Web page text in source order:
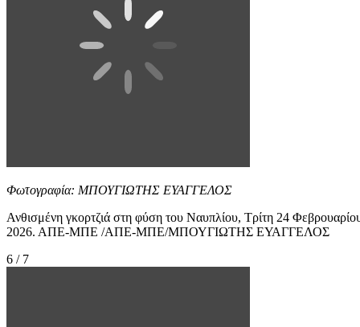
Φωτογραφία: ΜΠΟΥΓΙΩΤΗΣ ΕΥΑΓΓΕΛΟΣ
Ανθισμένη γκορτζιά στη φύση του Ναυπλίου, Τρίτη 24
2026. ΑΠΕ-ΜΠΕ /ΑΠΕ-ΜΠΕ/ΜΠΟΥΓΙΩΤΗΣ ΕΥΑΓΓΕΛΟΣ
6 / 7